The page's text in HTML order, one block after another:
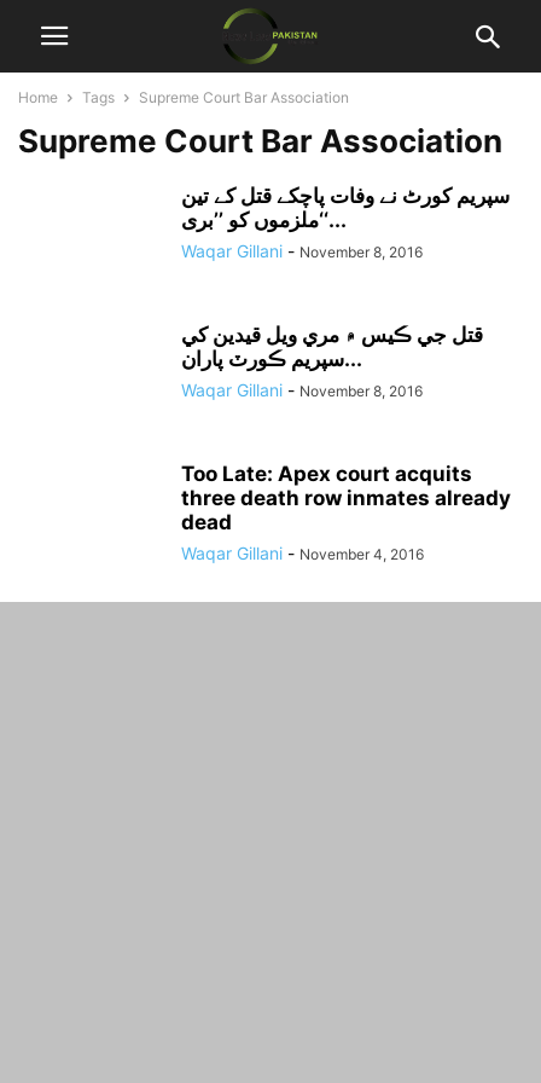
Home Tags Supreme Court Bar Association
Supreme Court Bar Association
سپریم کورٹ نے وفات پاچکے قتل کے تین
ملزموں کو ’’بری‘‘...
Waqar Gillani - November 8, 2016
قتل جي ڪيس ۾ مري ويل قيدين کي
سپريم ڪورٽ پاران...
Waqar Gillani - November 8, 2016
Too Late: Apex court acquits
three death row inmates already
dead
Waqar Gillani - November 4, 2016